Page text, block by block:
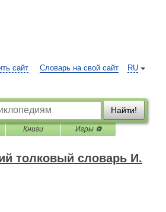
RU
сайт Словарь на свой сайт
Найти!
Книги Игры ⚽
толковый словарь И.